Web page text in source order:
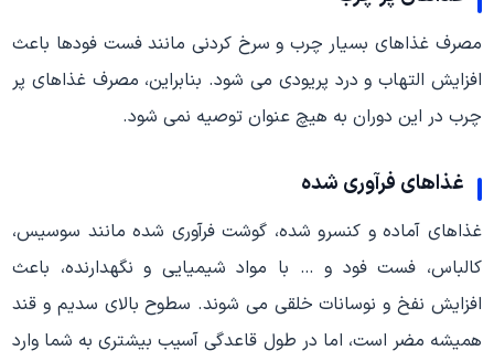
مصرف غذاهای بسیار چرب و سرخ کردنی مانند فست فودها باعث
افزایش التهاب و درد پریودی می شود. بنابراین، مصرف غذاهای پر
چرب در این دوران به هیچ عنوان توصیه نمی شود.
غذاهای فرآوری شده
غذاهای آماده و کنسرو شده، گوشت فرآوری شده مانند سوسیس،
کالباس، فست فود و … با مواد شیمیایی و نگهدارنده، باعث
افزایش نفخ و نوسانات خلقی می شوند. سطوح بالای سدیم و قند
همیشه مضر است، اما در طول قاعدگی آسیب بیشتری به شما وارد